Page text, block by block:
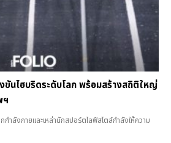
งขันไฮบริดระดับโลก พร้อมสร้างสถิติใหญ่
ฯ
กำลังกายและเหล่านักสปอร์ตไลฟ์สไตล์กำลังให้ความ